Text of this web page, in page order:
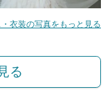
・衣装の写真をもっと見る
る